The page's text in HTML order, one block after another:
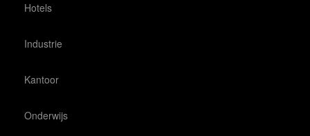
Hotels
Industrie
Kantoor
Onderwijs